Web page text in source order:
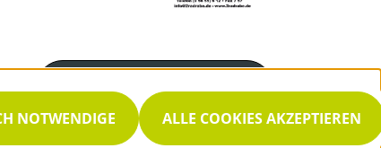
05655 612
Servicezeiten
NOTWENDIGE ALLE COOKIES AKZEPTIEREN